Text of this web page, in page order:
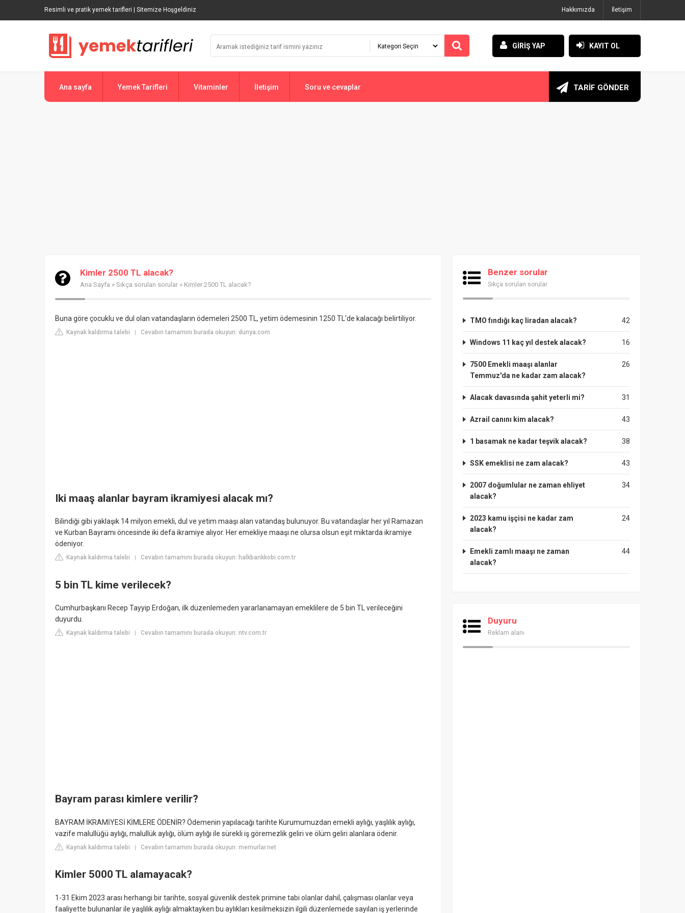
Resimli ve pratik yemek tarifleri | Sitemize Hoşgeldiniz Hakkımızda İletişim
GİRİŞ YAP KAYIT OL
Ana sayfa Yemek Tarifleri Vitaminler İletişim Soru ve cevaplar TARİF GÖNDER
Kimler 2500 TL alacak?
Ana Sayfa » Sıkça sorulan sorular » Kimler 2500 TL alacak?
Buna göre çocuklu ve dul olan vatandaşların ödemeleri 2500 TL, yetim ödemesinin 1250 TL'de kalacağı belirtiliyor.
Kaynak kaldırma talebi | Cevabın tamamını burada okuyun: dunya.com
Iki maaş alanlar bayram ikramiyesi alacak mı?
Bilindiği gibi yaklaşık 14 milyon emekli, dul ve yetim maaşı alan vatandaş bulunuyor. Bu vatandaşlar her yıl Ramazan
ve Kurban Bayramı öncesinde iki defa ikramiye alıyor. Her emekliye maaşı ne olursa olsun eşit miktarda ikramiye
ödeniyor.
Kaynak kaldırma talebi Cevabın tamamını burada okuyun: halkbankkobi.com.tr
5 bin TL kime verilecek?
Cumhurbaşkanı Recep Tayyip Erdoğan, ilk düzenlemeden yararlanamayan emeklilere de 5 bin TL verileceğini
duyurdu.
Kaynak kaldırma talebi Cevabın tamamını burada okuyun: ntv.com.tr
Bayram parası kimlere verilir?
BAYRAM İKRAMİYESİ KİMLERE ÖDENİR? Ödemenin yapılacağı tarihte Kurumumuzdan emekli aylığı, yaşlılık aylığı,
vazife malullüğü aylığı, malullük aylığı, ölüm aylığı ile sürekli iş göremezlik geliri ve ölüm geliri alanlara ödenir.
Kaynak kaldırma talebi | Cevabın tamamını burada okuyun: memurlar.net
Kimler 5000 TL alamayacak?
1-31 Ekim 2023 arası herhangi bir tarihte, sosyal güvenlik destek primine tabi olanlar dahil, çalışması olanlar veya
faaliyette bulunanlar ile yaşlılık aylığı almaktayken bu aylıkları kesilmeksizin ilgili düzenlemede sayılan iş yerlerinde
Benzer sorular
Sıkça sorulan sorular
42
TMO fındığı kaç liradan alacak?
16
Windows 11 kaç yıl destek alacak?
26
7500 Emekli maaşı alanlar
Temmuz'da ne kadar zam alacak?
31
Alacak davasında şahit yeterli mi?
43
Azrail canını kim alacak?
38
1 basamak ne kadar teşvik alacak?
43
SSK emeklisi ne zam alacak?
34
2007 doğumlular ne zaman ehliyet
alacak?
24
2023 kamu işçisi ne kadar zam
alacak?
44
Emekli zamlı maaşı ne zaman
alacak?
Duyuru
Reklam alanı